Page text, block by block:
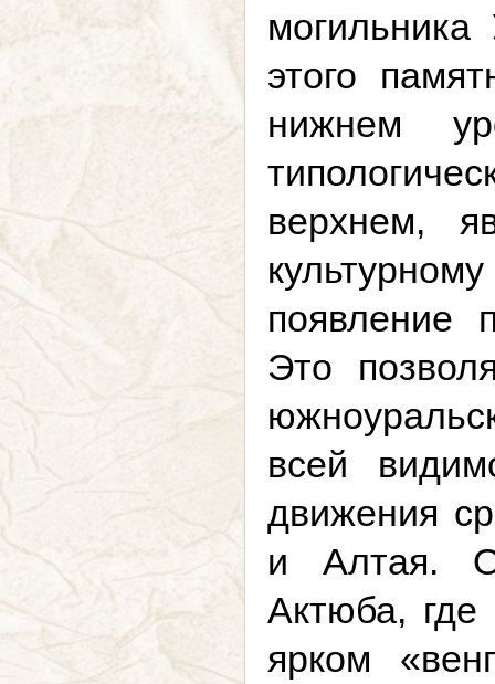
могильника
этого
нижнем
верхнем,
появление
Это
всей
движения
и Алтая.
Актюба,
ярком